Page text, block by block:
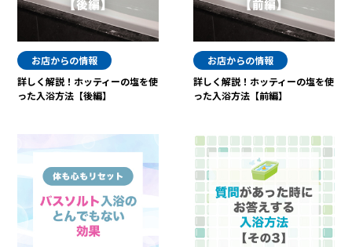
お店からの情報
詳しく解説！ホッティーの塩を使
った入浴方法【後編】
お店からの情報
詳しく解説！ホッティーの塩を使
った入浴方法【前編】